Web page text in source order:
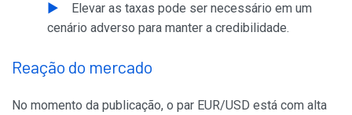
Elevar as taxas pode ser necessário em um
cenário adverso para manter a credibilidade.
Reação do mercado
No momento da publicação, o par EUR/USD está com alta